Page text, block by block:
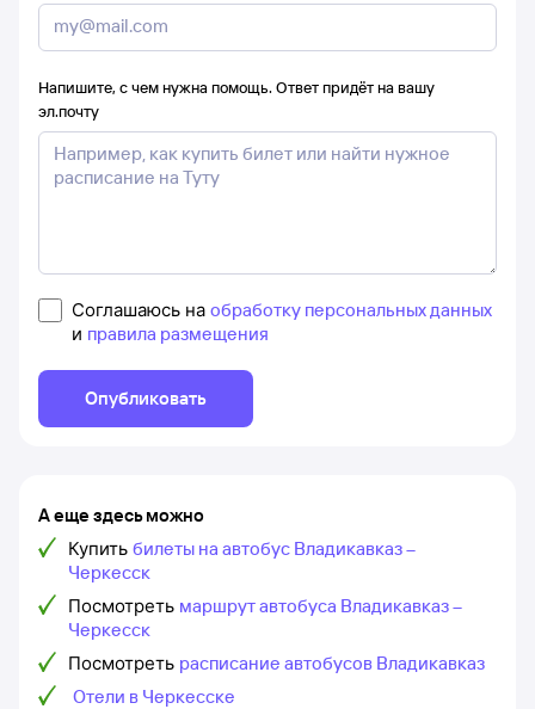
Напишите, с чем нужна помощь. Ответ придёт на вашу
эл.почту
Соглашаюсь на обработку персональных данных
и правила размещения
Опубликовать
А еще здесь можно
Купить билеты на автобус Владикавказ –
Черкесск
Посмотреть маршрут автобуса Владикавказ –
Черкесск
Посмотреть расписание автобусов Владикавказ
Отели в Черкесске